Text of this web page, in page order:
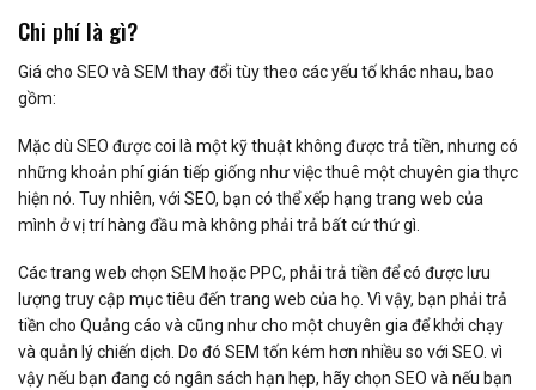
Chi phí là gì?
Giá cho SEO và SEM thay đổi tùy theo các yếu tố khác nhau, bao
gồm:
Mặc dù SEO được coi là một kỹ thuật không được trả tiền, nhưng có
những khoản phí gián tiếp giống như việc thuê một chuyên gia thực
hiện nó. Tuy nhiên, với SEO, bạn có thể xếp hạng trang web của
mình ở vị trí hàng đầu mà không phải trả bất cứ thứ gì.
Các trang web chọn SEM hoặc PPC, phải trả tiền để có được lưu
lượng truy cập mục tiêu đến trang web của họ. Vì vậy, bạn phải trả
tiền cho Quảng cáo và cũng như cho một chuyên gia để khởi chạy
và quản lý chiến dịch. Do đó SEM tốn kém hơn nhiều so với SEO. vì
vậy nếu bạn đang có ngân sách hạn hẹp, hãy chọn SEO và nếu bạn